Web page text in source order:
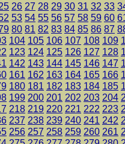
26 27 28 29 30 31 32 33
53 54 55 56 57 58 59 60
80 81 82 83 84 85 86 87
104 105 106 107 108 109
123 124 125 126 127 128
142 143 144 145 146 147
161 162 163 164 165 166
180 181 182 183 184 185
199 200 201 202 203 204
218 219 220 221 222 223
237 238 239 240 241 242
256 257 258 259 260 261